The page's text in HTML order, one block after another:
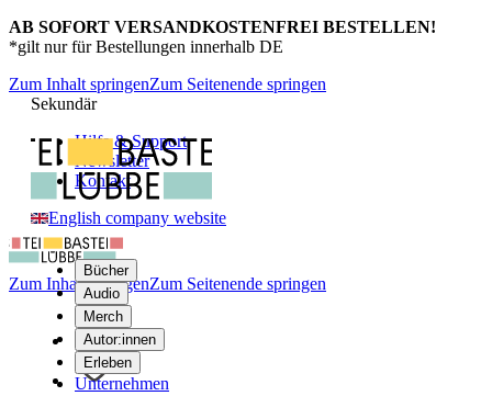
AB SOFORT VERSANDKOSTENFREI BESTELLEN!
*gilt nur für Bestellungen innerhalb DE
Zum Inhalt springenZum Seitenende springen
Sekundär
Hilfe & Support
Newsletter
Kontakt
English company website
Bücher
Audio
Merch
Autor:innen
Erleben
Unternehmen
Zum Inhalt springenZum Seitenende springen